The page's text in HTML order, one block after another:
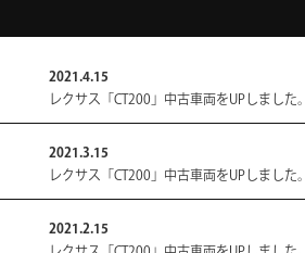
中古車一覧
納車までの流れ
買取のご案内
2021.4.15
レクサス「CT200」中古車両をUPしました。
2021.3.15
レクサス「CT200」中古車両をUPしました。
2021.2.15